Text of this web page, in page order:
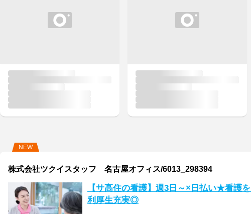
NEW
株式会社ツクイスタッフ 名古屋オフィス/6013_298394
【サ高住の看護】週3日～×日払い★看護
利厚生充実◎